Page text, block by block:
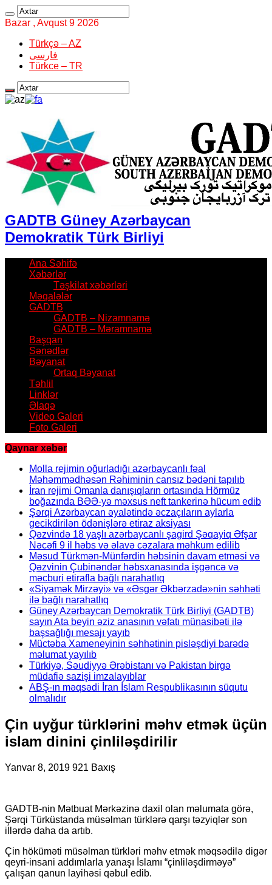
Bazar , Avqust 9 2026
Türkçə – AZ
فارسی
Türkce – TR
GADTB Güney Azərbaycan
Demokratik Türk Birliyi
Ana Səhifə
Xəbərlər
Təşkilat xəbərləri
Məqalələr
GADTB
GADTB – Nizamnamə
GADTB – Məramnamə
Başqan
Sənədlər
Bəyanat
Ortaq Bəyanat
Təhlil
Linklər
Əlaqə
Video Galeri
Foto Galeri
Qaynar xəbər
Molla rejimin oğurladığı azərbaycanlı fəal
Məhəmmədhəsən Rəhiminin cansız bədəni tapılıb
İran rejimi Omanla danışıqların ortasında Hörmüz
boğazında BƏƏ-yə məxsus neft tankerinə hücum edib
Şərqi Azərbaycan əyalətində əczaçıların aylarla
gecikdirilən ödənişlərə etiraz aksiyası
Qəzvində 18 yaşlı azərbaycanlı şagird Şəqayiq Əfşar
Nəcəfi 9 il həbs və əlavə cəzalara məhkum edilib
Məsud Türkmən-Münfərdin həbsinin davam etməsi və
Qəzvinin Çubinəndər həbsxanasında işgəncə və
məcburi etirafla bağlı narahatlıq
«Siyamək Mirzəyi» və «Əsgər Əkbərzadə»nin səhhəti
ilə bağlı narahatlıq
Güney Azərbaycan Demokratik Türk Birliyi (GADTB)
sayın Ata beyin əziz anasının vəfatı münasibəti ilə
başsağlığı mesajı yayıb
Müctəba Xameneyinin səhhətinin pisləşdiyi barədə
məlumat yayılıb
Türkiyə, Səudiyyə Ərəbistanı və Pakistan birgə
müdafiə sazişi imzalayıblar
ABŞ-ın məqsədi İran İslam Respublikasının süqutu
olmalıdır
Çin uyğur türklərini məhv etmək üçün
islam dinini çinliləşdirilir
Yanvar 8, 2019 921 Baxış
GADTB-nin Mətbuat Mərkəzinə daxil olan məlumata görə,
Şərqi Türküstanda müsəlman türklərə qarşı təzyiqlər son
illərdə daha da artıb.
Çin höküməti müsəlman türkləri məhv etmək məqsədilə digər
qeyri-insani addımlarla yanaşı İslamı “çinliləşdirməyə”
çalışan qanun layihəsi qəbul edib.